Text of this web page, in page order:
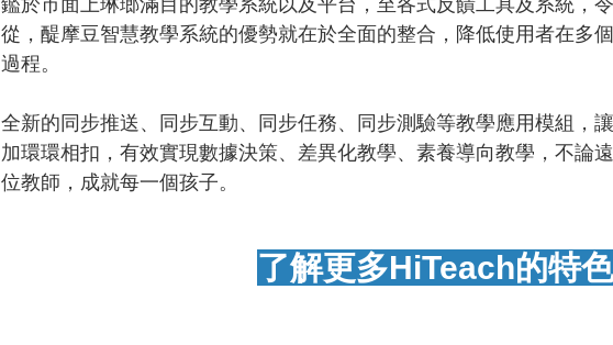
從，醍摩豆智慧教學系統的優勢就在於全面的整合，降低使用者在多
過程。
全新的同步推送、同步互動、同步任務、同步測驗等教學應用模組，
加環環相扣，有效實現數據決策、差異化教學、素養導向教學，不論
位教師，成就每一個孩子。
了解更多HiTeach的特色